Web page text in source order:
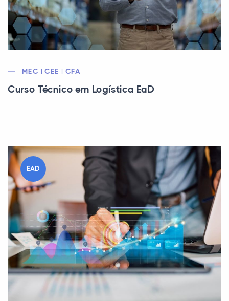
MEC | CEE | CFA
Curso Técnico em Logística EaD
EAD